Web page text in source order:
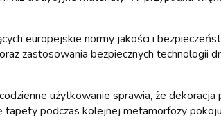
europejskie normy jakości i
zastosowania bezpiecznych technologii
użytkowanie sprawia, że
podczas kolejnej metamorfozy